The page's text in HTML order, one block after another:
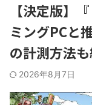
【決定版】
ミングPCと
の計測方法
2026年8月7日